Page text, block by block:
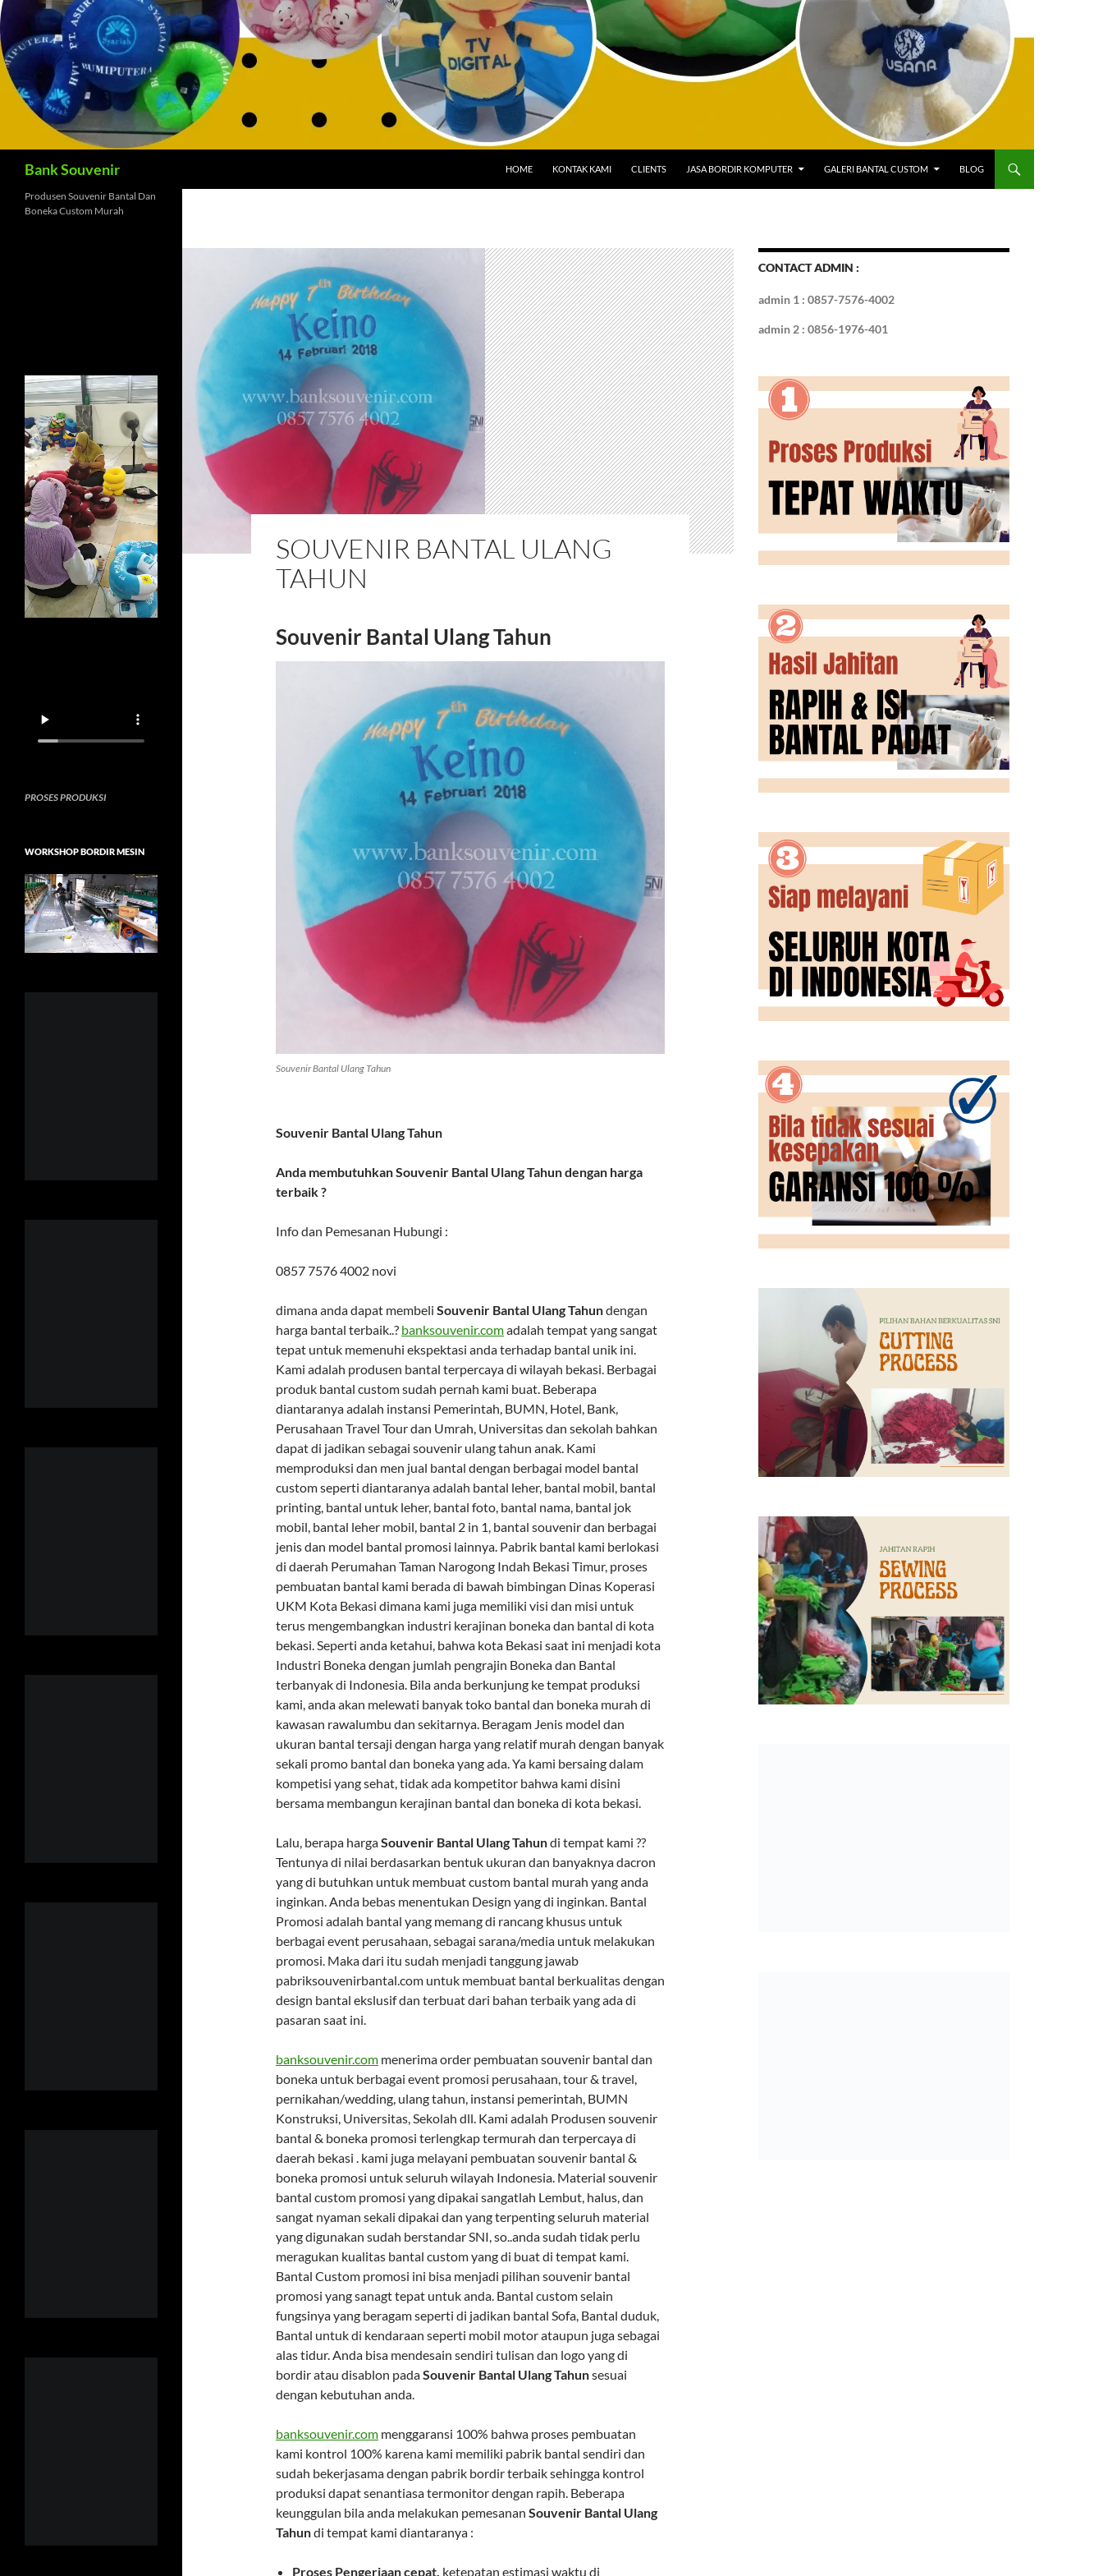
Bank Souvenir HOME KONTAK KAMI CLIENTS JASA BORDIR KOMPUTER GALERI BANTAL CUSTOM BLOG
SOUVENIR BANTAL ULANG
TAHUN
Souvenir Bantal Ulang Tahun
Souvenir Bantal Ulang Tahun
Souvenir Bantal Ulang Tahun
Anda membutuhkan Souvenir Bantal Ulang Tahun dengan harga
terbaik ?
Info dan Pemesanan Hubungi :
0857 7576 4002 novi
dimana anda dapat membeli Souvenir Bantal Ulang Tahundengan
harga bantal terbaik..? banksouvenir.comadalah tempat yang sangat
tepat untuk memenuhi ekspektasi anda terhadap bantal unik ini.
Kami adalah produsen bantal terpercaya di wilayah bekasi. Berbagai
produk bantal custom sudah pernah kami buat. Beberapa
diantaranya adalah instansi Pemerintah, BUMN, Hotel, Bank,
Perusahaan Travel Tour dan Umrah, Universitas dan sekolah bahkan
dapat di jadikan sebagai souvenir ulang tahun anak. Kami
memproduksi dan men jual bantal dengan berbagai model bantal
custom seperti diantaranya adalah bantal leher, bantal mobil, bantal
printing, bantal untuk leher, bantal foto, bantal nama, bantal jok
mobil, bantal leher mobil, bantal 2 in 1, bantal souvenir dan berbagai
jenis dan model bantal promosi lainnya. Pabrik bantal kami berlokasi
di daerah Perumahan Taman Narogong Indah Bekasi Timur, proses
pembuatan bantal kami berada di bawah bimbingan Dinas Koperasi
UKM Kota Bekasi dimana kami juga memiliki visi dan misi untuk
terus mengembangkan industri kerajinan boneka dan bantal di kota
bekasi. Seperti anda ketahui, bahwa kota Bekasi saat ini menjadi kota
Industri Boneka dengan jumlah pengrajin Boneka dan Bantal
terbanyak di Indonesia. Bila anda berkunjung ke tempat produksi
kami, anda akan melewati banyak toko bantal dan boneka murah di
kawasan rawalumbu dan sekitarnya. Beragam Jenis model dan
ukuran bantal tersaji dengan harga yang relatif murah dengan banyak
sekali promo bantal dan boneka yang ada. Ya kami bersaing dalam
kompetisi yang sehat, tidak ada kompetitor bahwa kami disini
bersama membangun kerajinan bantal dan boneka di kota bekasi.
Lalu, berapa hargaSouvenir Bantal Ulang Tahundi tempat kami ??
Tentunya di nilai berdasarkan bentuk ukuran dan banyaknya dacron
yang di butuhkan untuk membuat custom bantal murah yang anda
inginkan. Anda bebas menentukan Design yang di inginkan. Bantal
Promosi adalah bantal yang memang di rancang khusus untuk
berbagai event perusahaan, sebagai sarana/media untuk melakukan
promosi. Maka dari itu sudah menjadi tanggung jawab
pabriksouvenirbantal.com untuk membuat bantal berkualitas dengan
design bantal ekslusif dan terbuat dari bahan terbaik yang ada di
pasaran saat ini.
banksouvenir.com menerima order pembuatan souvenir bantal dan
boneka untuk berbagai event promosi perusahaan, tour & travel,
pernikahan/wedding, ulang tahun, instansi pemerintah, BUMN
Konstruksi, Universitas, Sekolah dll. Kami adalah Produsen souvenir
bantal & boneka promosi terlengkap termurah dan terpercaya di
daerah bekasi . kami juga melayani pembuatan souvenir bantal &
boneka promosi untuk seluruh wilayah Indonesia. Material souvenir
bantal custom promosi yang dipakai sangatlah Lembut, halus, dan
sangat nyaman sekali dipakai dan yang terpenting seluruh material
yang digunakan sudah berstandar SNI, so..anda sudah tidak perlu
meragukan kualitas bantal custom yang di buat di tempat kami.
Bantal Custom promosi ini bisa menjadi pilihan souvenir bantal
promosi yang sanagt tepat untuk anda. Bantal custom selain
fungsinya yang beragam seperti di jadikan bantal Sofa, Bantal duduk,
Bantal untuk di kendaraan seperti mobil motor ataupun juga sebagai
alas tidur. Anda bisa mendesain sendiri tulisan dan logo yang di
bordir atau disablon padaSouvenir Bantal Ulang Tahunsesuai
dengan kebutuhan anda.
banksouvenir.com menggaransi 100% bahwa proses pembuatan
kami kontrol 100% karena kami memiliki pabrik bantal sendiri dan
sudah bekerjasama dengan pabrik bordir terbaik sehingga kontrol
produksi dapat senantiasa termonitor dengan rapih. Beberapa
keunggulan bila anda melakukan pemesanan Souvenir Bantal Ulang
Tahundi tempat kami diantaranya :
Proses Pengerjaan cepat, ketepatan estimasi waktu di
CONTACT ADMIN :
admin 1 : 0857-7576-4002
admin 2 : 0856-1976-401
Produsen Souvenir Bantal Dan
Boneka Custom Murah
PROSES PRODUKSI
WORKSHOP BORDIR MESIN